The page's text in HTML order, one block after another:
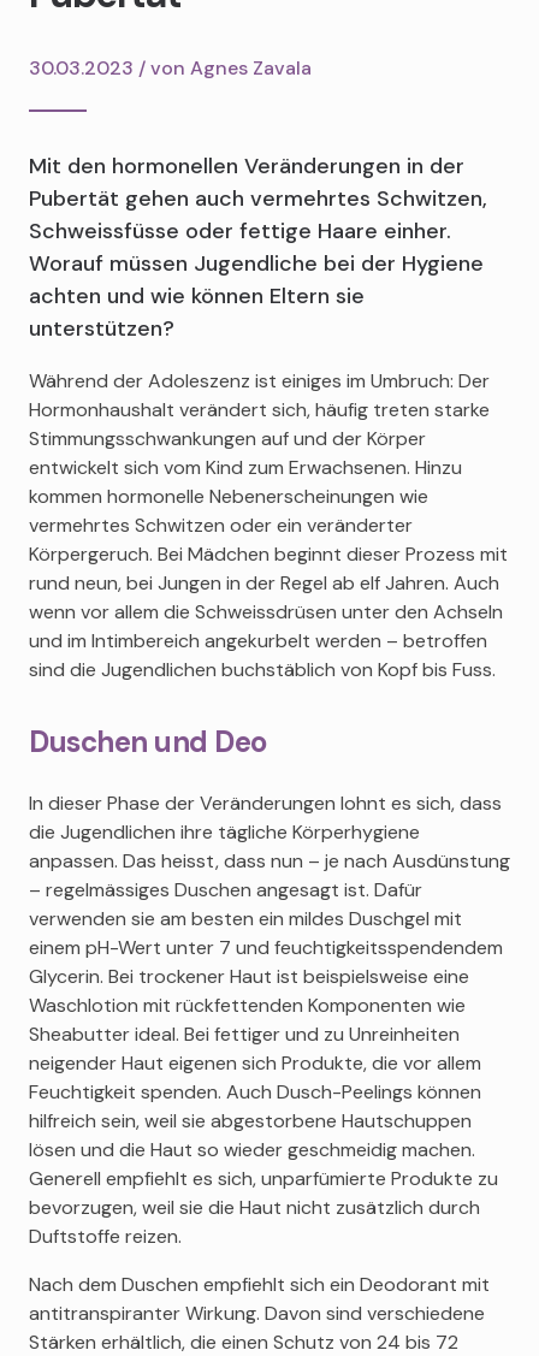
30.03.2023 / von Agnes Zavala
Mit den hormonellen Veränderungen in der
Pubertät gehen auch vermehrtes Schwitzen,
Schweissfüsse oder fettige Haare einher.
Worauf müssen Jugendliche bei der Hygiene
achten und wie können Eltern sie
unterstützen?
Während der Adoleszenz ist einiges im Umbruch: Der
Hormonhaushalt verändert sich, häufig treten starke
Stimmungsschwankungen auf und der Körper
entwickelt sich vom Kind zum Erwachsenen. Hinzu
kommen hormonelle Nebenerscheinungen wie
vermehrtes Schwitzen oder ein veränderter
Körpergeruch. Bei Mädchen beginnt dieser Prozess mit
rund neun, bei Jungen in der Regel ab elf Jahren. Auch
wenn vor allem die Schweissdrüsen unter den Achseln
und im Intimbereich angekurbelt werden – betroffen
sind die Jugendlichen buchstäblich von Kopf bis Fuss.
Duschen und Deo
In dieser Phase der Veränderungen lohnt es sich, dass
die Jugendlichen ihre tägliche Körperhygiene
anpassen. Das heisst, dass nun – je nach Ausdünstung
– regelmässiges Duschen angesagt ist. Dafür
verwenden sie am besten ein mildes Duschgel mit
einem pH-Wert unter 7 und feuchtigkeitsspendendem
Glycerin. Bei trockener Haut ist beispielsweise eine
Waschlotion mit rückfettenden Komponenten wie
Sheabutter ideal. Bei fettiger und zu Unreinheiten
neigender Haut eigenen sich Produkte, die vor allem
Feuchtigkeit spenden. Auch Dusch-Peelings können
hilfreich sein, weil sie abgestorbene Hautschuppen
lösen und die Haut so wieder geschmeidig machen.
Generell empfiehlt es sich, unparfümierte Produkte zu
bevorzugen, weil sie die Haut nicht zusätzlich durch
Duftstoffe reizen.
Nach dem Duschen empfiehlt sich ein Deodorant mit
antitranspiranter Wirkung. Davon sind verschiedene
Stärken erhältlich, die einen Schutz von 24 bis 72